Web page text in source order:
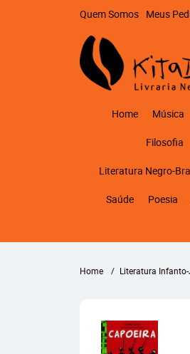
Quem Somos Meus
Home Música
Filosofia
Literatura Negro-
Saúde Poesia
Home Literatura